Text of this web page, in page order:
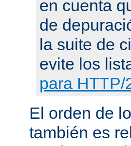
en cuenta
de
la suite de
evite los
para HTTP/
El orden de
también es